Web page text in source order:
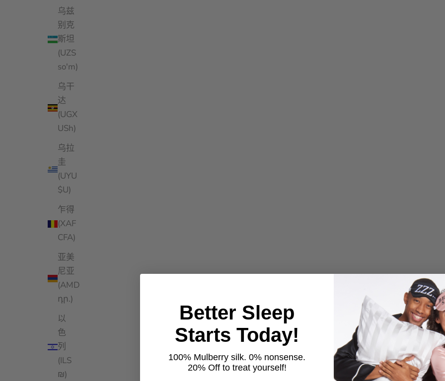
乌兹
别克
斯坦
(UZS
so'm)
乌干
达
(UGX
USh)
乌拉
圭
(UYU
$U)
乍得
(XAF
CFA)
亚美
尼亚
(AMD
դր.)
以
色
列
(ILS
₪)
Better Sleep
Starts Today!
100% Mulberry silk. 0% nonsense.
20% Off to treat yourself!